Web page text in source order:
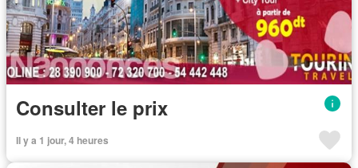
Consulter le prix
Il y a 1 jour, 4 heures